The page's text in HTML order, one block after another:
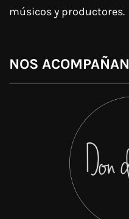
músicos y productores.
NOS ACOMPAÑAN